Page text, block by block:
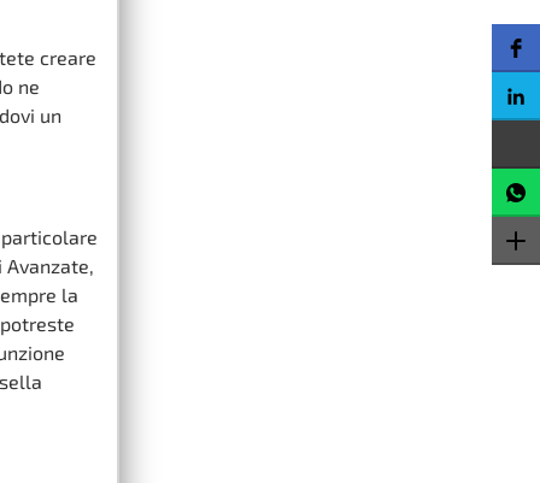
creare
ne
un
la